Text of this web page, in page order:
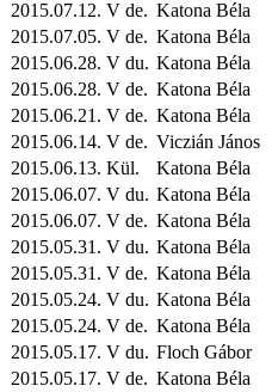
2015.07.12. V de. Katona Béla
2015.07.05. V de. Katona Béla
2015.06.28. V du. Katona Béla
2015.06.28. V de. Katona Béla
2015.06.21. V de. Katona Béla
2015.06.14. V de. Viczián János
2015.06.13. Kül. Katona Béla
2015.06.07. V du. Katona Béla
2015.06.07. V de. Katona Béla
2015.05.31. V du. Katona Béla
2015.05.31. V de. Katona Béla
2015.05.24. V du. Katona Béla
2015.05.24. V de. Katona Béla
2015.05.17. V du. Floch Gábor
2015.05.17. V de. Katona Béla